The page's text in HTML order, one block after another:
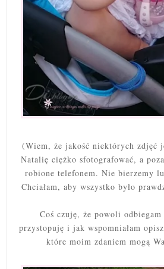
(Wiem, że jakość niektórych zdjęć
Natalię ciężko sfotografować, a
robione telefonem. Nie bierzemy
Chciałam, aby wszystko było
Coś czuję, że powoli
przystopuję i jak wspomniałam
które moim zdaniem mogą